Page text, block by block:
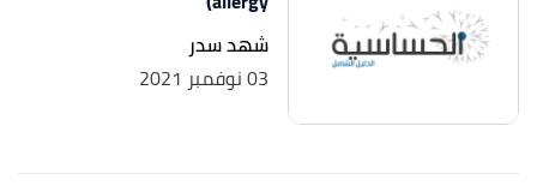
Edited.
شهد سدر
03 نوفمبر 2021